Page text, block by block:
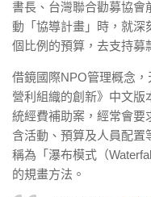
書長、台灣聯合勸募協會
動「協導計畫」時，就深
個比例的預算，去支持募
借鏡國際NPO管理概念
營利組織的創新》中文
統經費補助案，經常會要
含活動、預算及人員配置
稱為「瀑布模式（
的規畫方法。